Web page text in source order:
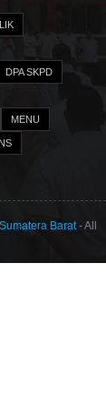
DPA SKPD
MENU
Barat- All